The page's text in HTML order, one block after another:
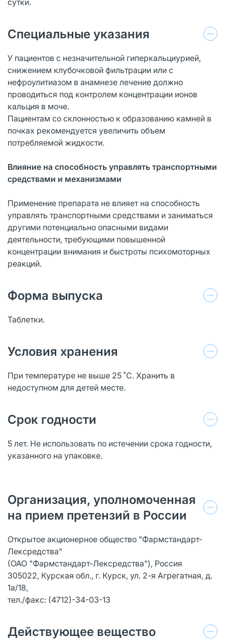
Специальные указания
У пациентов с незначительной гиперкальциурией,
снижением клубочковой фильтрации или с
нефроулитиазом в анамнезе лечение должно
проводиться под контролем концентрации ионов
кальция в моче.
Пациентам со склонностью к образованию камней в
почках рекомендуется увеличить объем
потребляемой жидкости.
Влияние на способность управлять транспортными
средствами и механизмами
Применение препарата не влияет на способность
управлять транспортными средствами и заниматься
другими потенциально опасными видами
деятельности, требующими повышенной
концентрации внимания и быстроты психомоторных
реакций.
Форма выпуска
Таблетки.
Условия хранения
При температуре не выше 25 ˚С. Хранить в
недоступном для детей месте.
Срок годности
5 лет. Не использовать по истечении срока годности,
указанного на упаковке.
Организация, уполномоченная
на прием претензий в России
Открытое акционерное общество "Фармстандарт-
Лексредства"
(ОАО "Фармстандарт-Лексредства"), Россия
305022, Курская обл., г. Курск, ул. 2-я Агрегатная, д.
1а/18,
тел./факс: (4712)-34-03-13
Действующее вещество